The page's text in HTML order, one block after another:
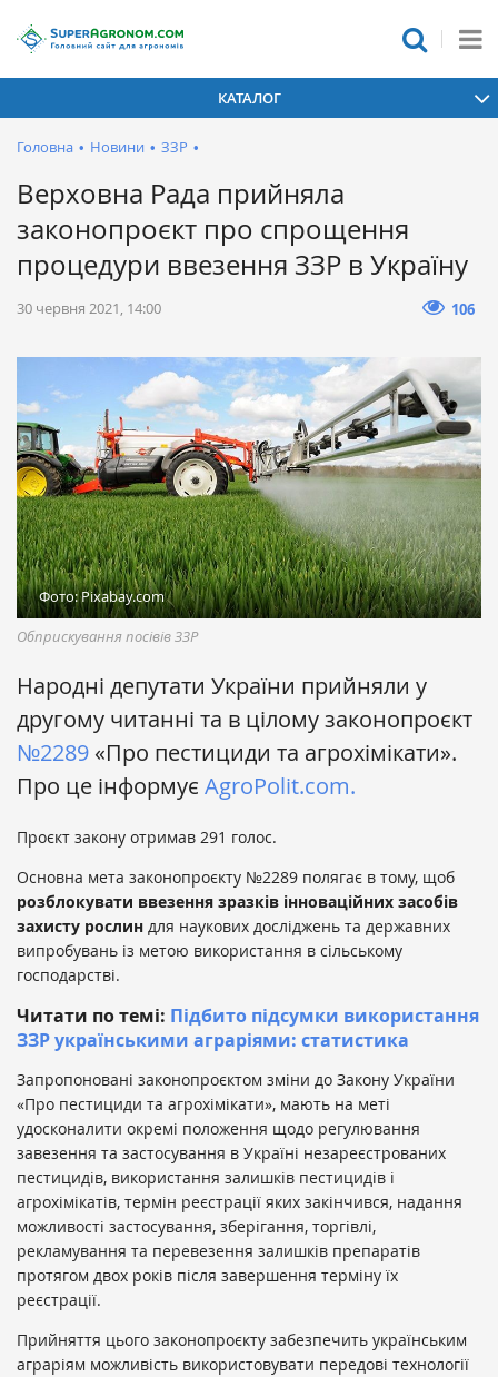
КАТАЛОГ
Головна • Новини • ЗЗР •
Верховна Рада прийняла
законопроєкт про спрощення
процедури ввезення ЗЗР в Україну
30 червня 2021, 14:00 106
Фото: Pixabay.com
Обприскування посівів ЗЗР
Народні депутати України прийняли у
другому читанні та в цілому законопроєкт
№2289 «Про пестициди та агрохімікати».
Про це інформує AgroPolit.com.
Проєкт закону отримав 291 голос.
Основна мета законопроєкту №2289 полягає в тому, щоб
розблокувати ввезення зразків інноваційних засобів
захисту рослин для наукових досліджень та державних
випробувань із метою використання в сільському
господарстві.
Читати по темі: Підбито підсумки використання
ЗЗР українськими аграріями: статистика
Запропоновані законопроєктом зміни до Закону України
«Про пестициди та агрохімікати», мають на меті
удосконалити окремі положення щодо регулювання
завезення та застосування в Україні незареєстрованих
пестицидів, використання залишків пестицидів і
агрохімікатів, термін реєстрації яких закінчився, надання
можливості застосування, зберігання, торгівлі,
рекламування та перевезення залишків препаратів
протягом двох років після завершення терміну їх
реєстрації.
Прийняття цього законопроєкту забезпечить українським
аграріям можливість використовувати передові технології